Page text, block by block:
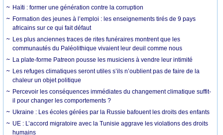
Haïti : former une génération contre la corruption
Formation des jeunes à l’emploi : les enseignements tirés de 9 pays
africains sur ce qui fait défaut
Les plus anciennes traces de rites funéraires montrent que les
communautés du Paléolithique vivaient leur deuil comme nous
La plate-forme Patreon pousse les musiciens à vendre leur intimité
Les refuges climatiques seront utiles s’ils n’oublient pas de faire de la
chaleur un objet politique
Percevoir les conséquences immédiates du changement climatique suffit-
il pour changer les comportements ?
Ukraine : Les écoles gérées par la Russie bafouent les droits des enfants
UE : L’accord migratoire avec la Tunisie aggrave les violations des droits
humains